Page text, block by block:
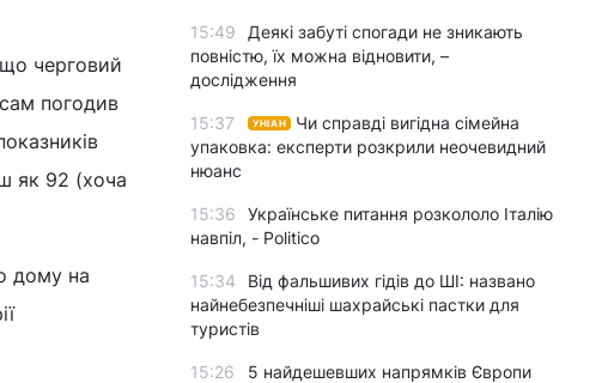
черговий
сам погодив
як 92 (хоча
дому на
15:49
Деякі забуті спогади не зникають
повністю, їх можна відновити, –
дослідження
15:37 УНІАН
Чи справді вигідна сімейна
упаковка: експерти розкрили неочевидний
нюанс
15:36
Українське питання розкололо Італію
навпіл, - Politico
15:34
Від фальшивих гідів до ШІ: названо
найнебезпечніші шахрайські пастки для
туристів
15:26
5 найдешевших напрямків Європи